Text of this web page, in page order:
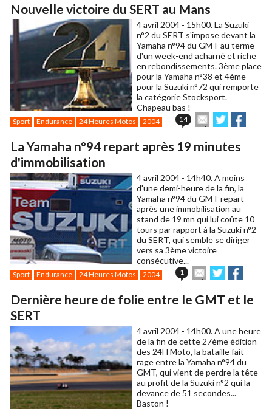
à
un
ami
Nouvelle victoire du SERT au Mans
4 avril 2004 - 15h00. La Suzuki
n°2 du SERT s'impose devant la
Yamaha n°94 du GMT au terme
d'un week-end acharné et riche
en rebondissements. 3ème place
pour la Yamaha n°38 et 4ème
pour la Suzuki n°72 qui remporte
la catégorie Stocksport.
Chapeau bas !
Sport Endurance 24 Heures Motos 2004 14
Envoyer
cet
à
Partager
sur sur
La Yamaha n°94 repart après 19 minutes
d'immobilisation
4 avril 2004 - 14h40. A moins
d'une demi-heure de la fin, la
Yamaha n°94 du GMT repart
après une immobilisation au
stand de 19 mn qui lui coûte 10
tours par rapport à la Suzuki n°2
du SERT, qui semble se diriger
vers sa 3ème victoire
consécutive...
Sport Endurance 24 Heures Motos 2004 1
Envoyer
cet
à
Partager
sur sur
Dernière heure de folie entre le GMT et le
SERT
4 avril 2004 - 14h00. A une heure
de la fin de cette 27ème édition
des 24H Moto, la bataille fait
rage entre la Yamaha n°94 du
GMT, qui vient de perdre la tête
au profit de la Suzuki n°2 qui la
devance de 51 secondes...
Baston !